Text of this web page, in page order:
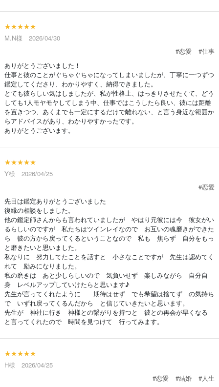
★★★★★
M.N様 2026/04/30
#恋愛
#仕事
ありがとうございました！
仕事と彼のことがぐちゃぐちゃになってしまいましたが、丁寧に一つずつ
鑑定してくださり、わかりやすく、納得できました。
とても彼らしい気はしましたが、私が性格上、はっきりさせたくて、どう
しても1人モヤモヤしてしまう中、仕事ではこうしたら良い、彼には距離
を置きつつ、あくまでも一定にするだけで離れない、と言う身近な範囲か
らアドバイスがあり、わかりやすかったです。
ありがとうございます。
★★★★★
Y様 2026/04/25
#恋愛
先日は鑑定ありがとうございました
復縁の相談をしました。
他の鑑定師さんからも言われていましたが やはり元彼には今 彼女がい
るらしいのですが 私たちはツインレイなので お互いの魂磨きができた
ら 彼の方から戻ってくるということなので 私も 焦らず 自分をもっ
と磨きたいと思いました。
私なりに 努力してたことを話すと 小さなことですが 先生は認めてく
れて 励みになりました。
私の磨きは あと少しらしいので 気負いせず 楽しみながら 自分自
身 レベルアップしていけたらと思います♪
先生が言ってくれたように 期待はせず でも希望は捨てず の気持ち
で いずれ戻ってくるんだから と信じていきたいと思います。
先生が 神社に行き 神様との繋がりを持つと 彼との再会が早くなる
と言ってくれたので 時間を見つけて 行ってみます。
★★★★★
H様 2026/04/25
#恋愛
#結婚
#人生